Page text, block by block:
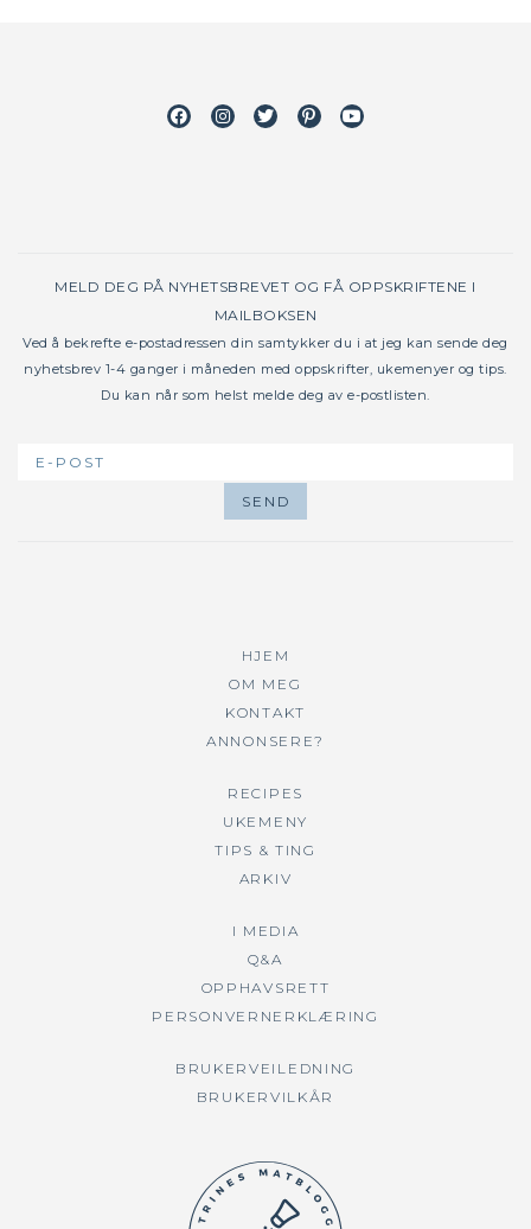
FacebookInstagram
TwitterPinterestYoutube
MELD DEG PÅ NYHETSBREVET OG FÅ OPPSKRIFTENE I
MAILBOKSEN
Ved å bekrefte e-postadressen din samtykker du i at jeg kan sende deg
nyhetsbrev 1-4 ganger i måneden med oppskrifter, ukemenyer og tips.
Du kan når som helst melde deg av e-postlisten.
HJEM
OM MEG
KONTAKT
ANNONSERE?
RECIPES
UKEMENY
TIPS & TING
ARKIV
I MEDIA
Q&A
OPPHAVSRETT
PERSONVERNERKLÆRING
BRUKERVEILEDNING
BRUKERVILKÅR